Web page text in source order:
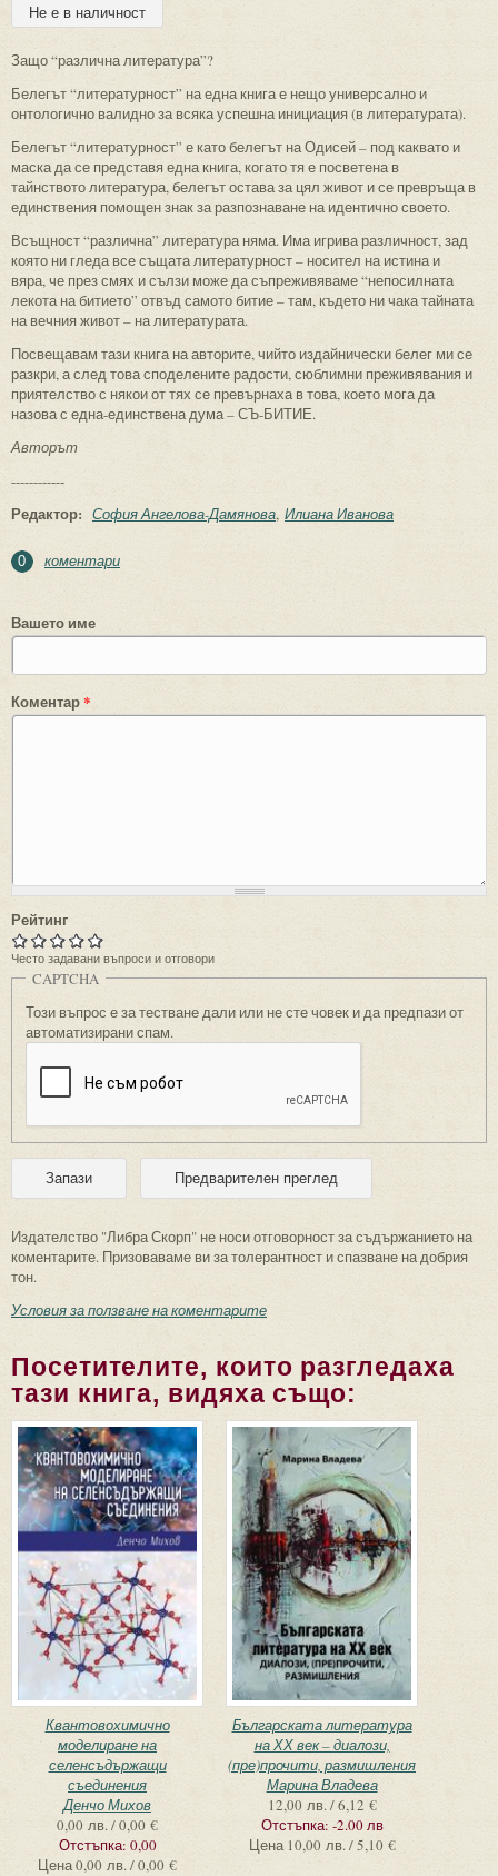
Защо “различна литература”?
Белегът “литературност” на една книга е нещо универсално и
онтологично валидно за всяка успешна инициация (в литературата).
Белегът “литературност” е като белегът на Одисей – под каквато и
маска да се представя една книга, когато тя е посветена в
тайнството литература, белегът остава за цял живот и се превръща в
единствения помощен знак за разпознаване на идентично своето.
Всъщност “различна” литература няма. Има игрива различност, зад
която ни гледа все същата литературност – носител на истина и
вяра, че през смях и сълзи може да съпреживяваме “непосилната
лекота на битието” отвъд самото битие – там, където ни чака тайната
на вечния живот – на литературата.
Посвещавам тази книга на авторите, чийто издайнически белег ми се
разкри, а след това споделените радости, сюблимни преживявания и
приятелство с някои от тях се превърнаха в това, което мога да
назова с една-единствена дума – СЪ-БИТИЕ.
Авторът
------------
Редактор: София Ангелова-Дамянова Илиана Иванова
0 коментари
Вашето име
Коментар*
Рейтинг
Често задавани въпроси и отговори
CAPTCHA
Този въпрос е за тестване дали или не сте човек и да предпази от
автоматизирани спам.
Издателство "Либра Скорп" не носи отговорност за съдържанието на
коментарите. Призоваваме ви за толерантност и спазване на добрия
тон.
Условия за ползване на коментарите
Посетителите, които разгледаха
тази книга, видяха също:
Квантовохимично
моделиране на
селенсъдържащи
съединения
Денчо Михов
0,00 лв. / 0,00 €
Отстъпка: 0,00
Цена0,00 лв. / 0,00 €
Българската литература
на ХХ век – диалози,
(пре)прочити, размишления
Марина Владева
12,00 лв. / 6,12 €
Отстъпка: -2.00 лв
Цена 10,00 лв. / 5,10 €